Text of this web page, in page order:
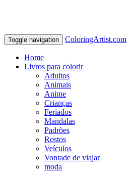
Toggle navigation ColoringArtist.com
Home
Livros para colorir
Adultos
Animais
Anime
Crianças
Feriados
Mandalas
Padrões
Rostos
Veículos
Vontade de viajar
moda